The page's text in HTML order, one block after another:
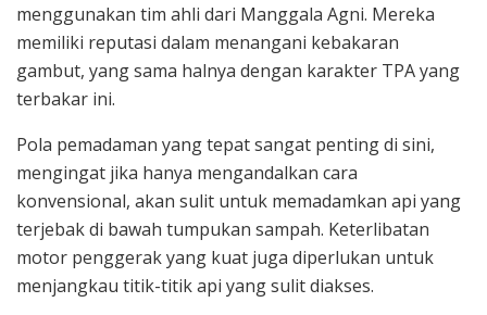
menggunakan tim ahli dari Manggala Agni. Mereka
memiliki reputasi dalam menangani kebakaran
gambut, yang sama halnya dengan karakter TPA yang
terbakar ini.
Pola pemadaman yang tepat sangat penting di sini,
mengingat jika hanya mengandalkan cara
konvensional, akan sulit untuk memadamkan api yang
terjebak di bawah tumpukan sampah. Keterlibatan
motor penggerak yang kuat juga diperlukan untuk
menjangkau titik-titik api yang sulit diakses.